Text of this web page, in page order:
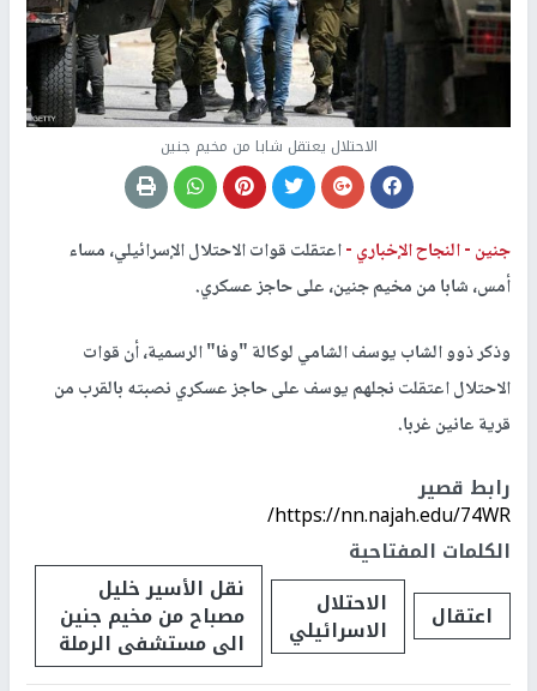
الاحتلال يعتقل شابا من مخيم جنين
جنين -النجاح الإخباري -اعتقلت قوات الاحتلال الإسرائيلي، مساء
أمس، شابا من مخيم جنين، على حاجز عسكري.
وذكر ذوو الشاب يوسف الشامي لوكالة "وفا" الرسمية، أن قوات
الاحتلال اعتقلت نجلهم يوسف على حاجز عسكري نصبته بالقرب من
قرية عانين غربا.
رابط قصير
https://nn.najah.edu/74WR/
الكلمات المفتاحية
اعتقال
الاحتلال
الاسرائيلي
نقل الأسير خليل
مصباح من مخيم جنين
الى مستشفى الرملة